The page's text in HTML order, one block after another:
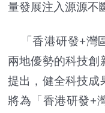
量發展注入源源不
「香港研發+灣
兩地優勢的科技創
提出，健全科技成
將為「香港研發+